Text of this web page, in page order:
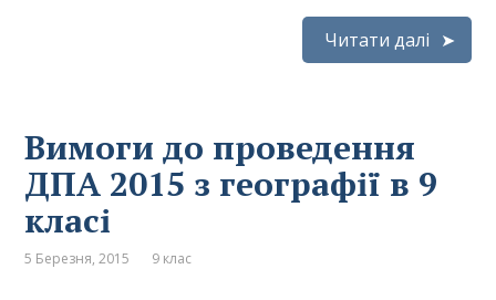
Читати далі
Вимоги до проведення
ДПА 2015 з географії в 9
класі
5 Березня, 2015 9 клас